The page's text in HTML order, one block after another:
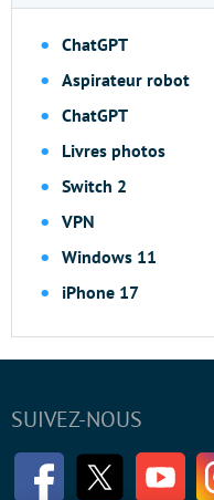
ChatGPT
Aspirateur robot
ChatGPT
Livres photos
Switch 2
VPN
Windows 11
iPhone 17
SUIVEZ-NOUS
FacebookTwitter